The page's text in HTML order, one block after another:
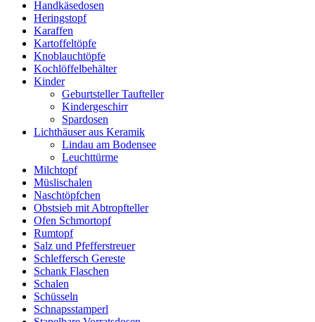
Handkäsedosen
Heringstopf
Karaffen
Kartoffeltöpfe
Knoblauchtöpfe
Kochlöffelbehälter
Kinder
Geburtsteller Taufteller
Kindergeschirr
Spardosen
Lichthäuser aus Keramik
Lindau am Bodensee
Leuchttürme
Milchtopf
Müslischalen
Naschtöpfchen
Obstsieb mit Abtropfteller
Ofen Schmortopf
Rumtopf
Salz und Pfefferstreuer
Schleffersch Gereste
Schank Flaschen
Schalen
Schüsseln
Schnapsstamperl